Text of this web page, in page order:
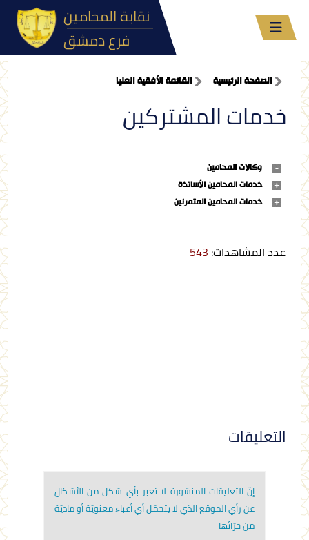
فرع دمشق
الصفحة الرئيسية القائمة الأفقية العليا
خدمات المشتركين
وكالات المحامين
خدمات المحامين الأساتذة
خدمات المحامين المتمرنين
عدد المشاهدات: 543
التعليقات
إنّ التعليقات المنشورة لا تعبر بأي شكل من الأشكال
عن رأي الموقع الذي لا يتحمّل أي أعباء معنويّة أو ماديّة
من جرّائها